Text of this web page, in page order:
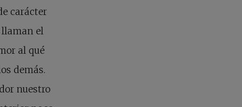
carácter
el
al qué
demás.
nuestro